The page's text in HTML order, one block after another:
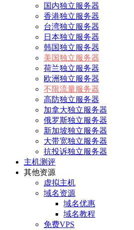
国内独立服务器
香港独立服务器
台湾独立服务器
日本独立服务器
韩国独立服务器
美国独立服务器
荷兰独立服务器
欧洲独立服务器
不限流量服务器
高防独立服务器
加拿大独立服务器
俄罗斯独立服务器
新加坡独立服务器
大带宽独立服务器
抗投诉独立服务器
主机测评
其他资源
虚拟主机
域名资源
域名优惠
域名教程
免费VPS